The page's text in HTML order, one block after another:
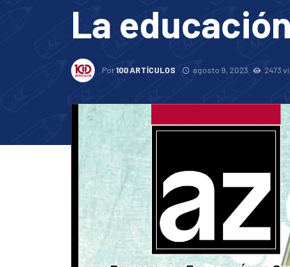
La
Por100 ARTÍCULOS agosto 9, 2023 2473